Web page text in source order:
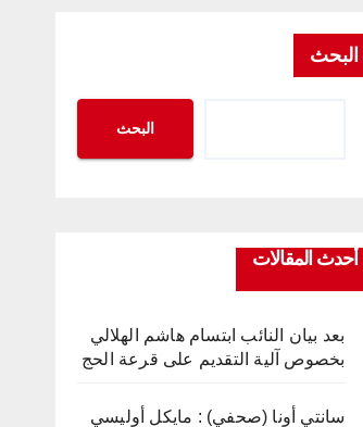
البحث
البحث
أحدث المقالات
بعد بيان النائب ابتسام هاشم الهلالي
بخصوص آلية التقديم على قرعة الحج
سانتي أونا (صحفي) : مايكل أوليسي